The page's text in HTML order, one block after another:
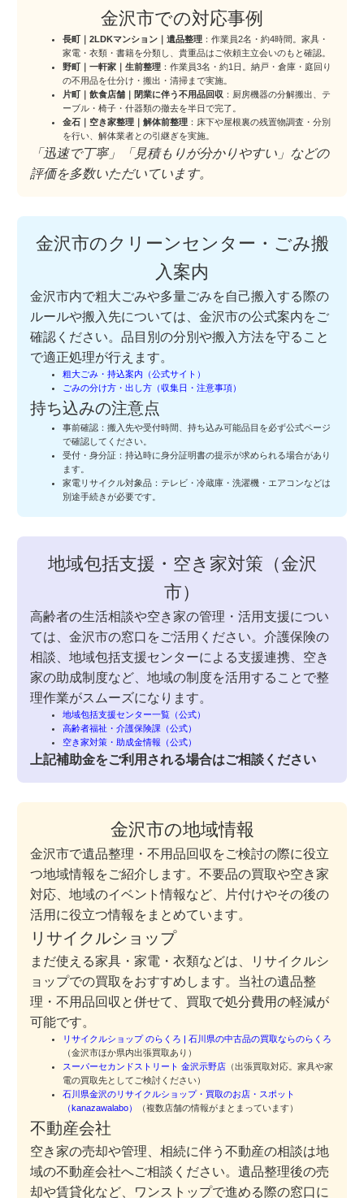
金沢市での対応事例
長町｜2LDKマンション｜遺品整理 ：作業員2名・約4時間。家具・
家電・衣類・書籍を分類し、貴重品はご依頼主立会いのもと確認。
野町｜一軒家｜生前整理 ：作業員3名・約1日。納戸・倉庫・庭回り
の不用品を仕分け・搬出・清掃まで実施。
片町｜飲食店舗｜閉業に伴う不用品回収 ：厨房機器の分解搬出、テ
ーブル・椅子・什器類の撤去を半日で完了。
金石｜空き家整理｜解体前整理 ：床下や屋根裏の残置物調査・分別
を行い、解体業者との引継ぎを実施。
「迅速で丁寧」「見積もりが分かりやすい」などの
評価を多数いただいています。
金沢市のクリーンセンター・ごみ搬
入案内
金沢市内で粗大ごみや多量ごみを自己搬入する際の
ルールや搬入先については、金沢市の公式案内をご
確認ください。品目別の分別や搬入方法を守ること
で適正処理が行えます。
粗大ごみ・持込案内（公式サイト）
ごみの分け方・出し方（収集日・注意事項）
持ち込みの注意点
事前確認：搬入先や受付時間、持ち込み可能品目を必ず公式ページ
で確認してください。
受付・身分証：持込時に身分証明書の提示が求められる場合があり
ます。
家電リサイクル対象品：テレビ・冷蔵庫・洗濯機・エアコンなどは
別途手続きが必要です。
地域包括支援・空き家対策（金沢
市）
高齢者の生活相談や空き家の管理・活用支援につい
ては、金沢市の窓口をご活用ください。介護保険の
相談、地域包括支援センターによる支援連携、空き
家の助成制度など、地域の制度を活用することで整
理作業がスムーズになります。
地域包括支援センター一覧（公式）
高齢者福祉・介護保険課（公式）
空き家対策・助成金情報（公式）
上記補助金をご利用される場合はご相談ください
金沢市の地域情報
金沢市で遺品整理・不用品回収をご検討の際に役立
つ地域情報をご紹介します。不要品の買取や空き家
対応、地域のイベント情報など、片付けやその後の
活用に役立つ情報をまとめています。
リサイクルショップ
まだ使える家具・家電・衣類などは、リサイクルシ
ョップでの買取をおすすめします。当社の遺品整
理・不用品回収と併せて、買取で処分費用の軽減が
可能です。
リサイクルショップ のらくろ | 石川県の中古品の買取ならのらくろ
（金沢市ほか県内出張買取あり）
スーパーセカンドストリート 金沢示野店 （出張買取対応。家具や家
電の買取先としてご検討ください）
石川県金沢のリサイクルショップ・買取のお店・スポット
（kanazawalabo）
（複数店舗の情報がまとまっています）
不動産会社
空き家の売却や管理、相続に伴う不動産の相談は地
域の不動産会社へご相談ください。遺品整理後の売
却や賃貸化など、ワンストップで進める際の窓口に